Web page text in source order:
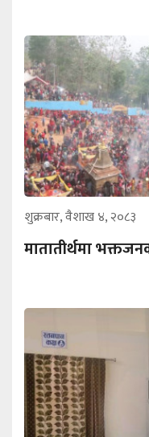
शुक्रबार, वैशाख ४, २०८३
मातातीर्थमा